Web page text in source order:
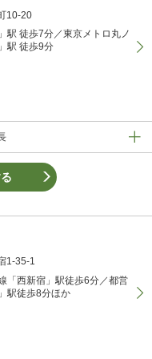
10-20
駅 徒歩7分／東京メトロ丸ノ
駅 徒歩9分
1-35-1
「西新宿」駅徒歩6分／都営
駅徒歩8分ほか